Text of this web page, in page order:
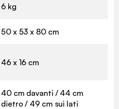
6 kg
50 x 53 x 80 cm
46 x 16 cm
40 cm davanti / 44 cm
dietro / 49 cm sui lati